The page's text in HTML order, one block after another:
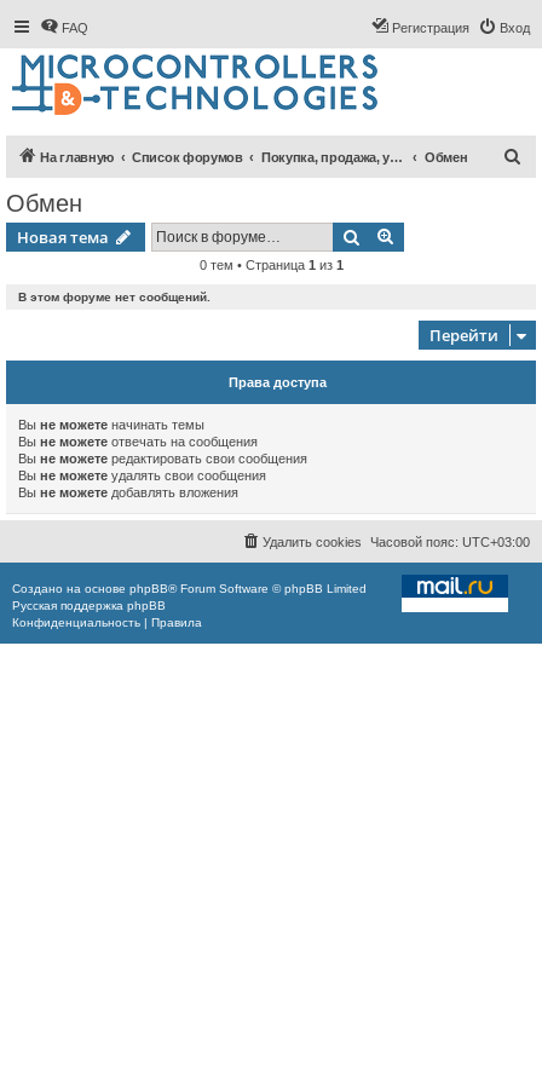
FAQ Вход
Регистрация
На главную Список форумов Покупка, продажа, услуги Обмен
Обмен
Новая тема Поиск
0 тем • Страница 1 из 1
В этом форуме нет сообщений.
Перейти
Права доступа
Вы не можете начинать темы
Вы не можете отвечать на сообщения
Вы не можете редактировать свои сообщения
Вы не можете удалять свои сообщения
Вы не можете добавлять вложения
Часовой пояс: UTC+03:00
Удалить cookies
Создано на основе phpBB® Forum Software © phpBB Limited
Русская поддержка phpBB
Конфиденциальность | Правила